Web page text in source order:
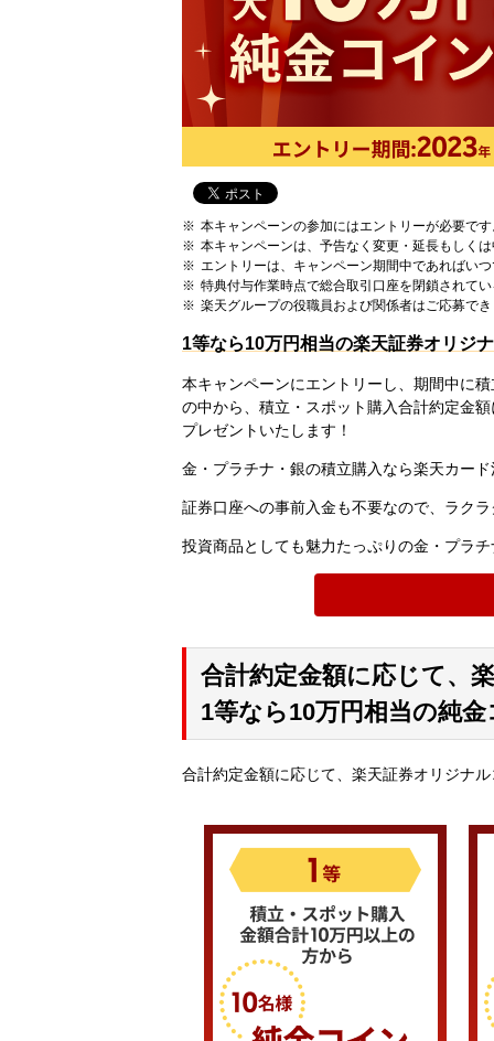
本キャンペーンの参加にはエントリーが必要です
本キャンペーンは、予告なく変更・延長もしく
エントリーは、キャンペーン期間中であればい
特典付与作業時点で総合取引口座を閉鎖されて
楽天グループの役職員および関係者はご応募で
1等なら10万円相当の楽天証券オリジ
本キャンペーンにエントリーし、期間中に
の中から、積立・スポット購入合計約定金
プレゼントいたします！
金・プラチナ・銀の積立購入なら楽天カー
証券口座への事前入金も不要なので、ラク
投資商品としても魅力たっぷりの金・プラ
合計約定金額に応じて、
1等なら10万円相当の純
合計約定金額に応じて、楽天証券オリジナ